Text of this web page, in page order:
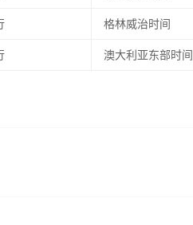
格林威治时间
澳大利亚东部时间